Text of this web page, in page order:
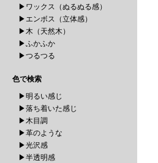
▶ワックス（ぬるぬる感）
▶エンボス（立体感）
▶木（天然木）
▶ふかふか
▶つるつる
色で検索
▶明るい感じ
▶落ち着いた感じ
▶木目調
▶革のような
▶光沢感
▶半透明感